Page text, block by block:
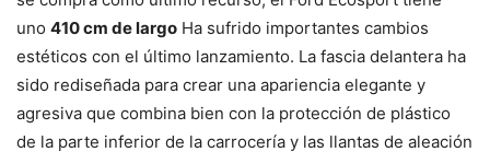
uno 410 cm de largo Ha sufrido importantes cambios
estéticos con el último lanzamiento. La fascia delantera ha
sido rediseñada para crear una apariencia elegante y
agresiva que combina bien con la protección de plástico
de la parte inferior de la carrocería y las llantas de aleación